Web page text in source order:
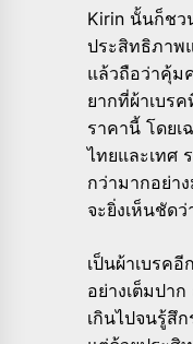
Kirin นั้นก็ชว
ประสิทธิภาพ
แล้วถือว่าคุ้ม
ยากที่ผ้าเบร
ราคานี้ โดยเ
ไทยและเทศ
กว่ามากอย่า
จะยิ่งเห็นชัด
เป็นผ้าเบรค
อย่างเต็มปา
เกินไปจนรู้สึ